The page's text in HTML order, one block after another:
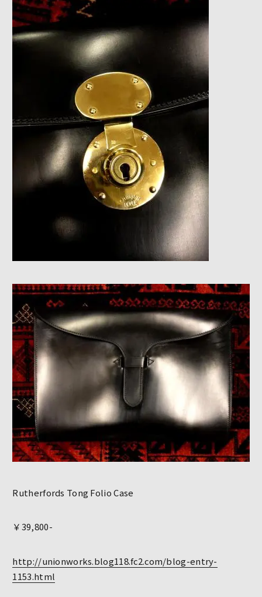
Rutherfords Tong Folio Case
￥39,800-
http://unionworks.blog118.fc2.com/blog-entry-
1153.html